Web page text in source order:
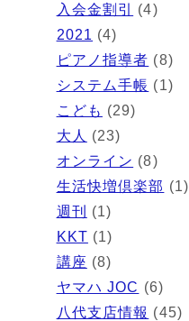
入会金割引
(4)
2021 (4)
ピアノ指導者 (8)
システム手帳 (1)
こども (29)
大人
(23)
オンライン (8)
生活快増倶楽部 (1)
週刊
(1)
KKT (1)
講座 (8)
ヤマハ JOC (6)
八代支店情報 (45)